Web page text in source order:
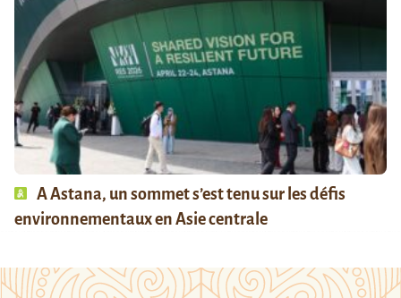
A Astana, un sommet s’est tenu sur les défis
environnementaux en Asie centrale